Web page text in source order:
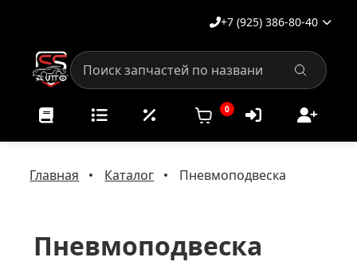
+7 (925) 386-80-40
0
Главная Каталог Пневмоподвеска
Пневмоподвеска